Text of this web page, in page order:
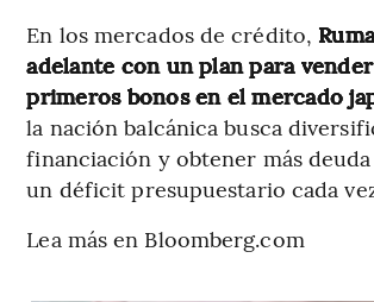
En los mercados de crédito,
adelante con un plan para
primeros bonos en el mercado
la nación balcánica busca
financiación y obtener más
un déficit presupuestario cada
Lea más en Bloomberg.com